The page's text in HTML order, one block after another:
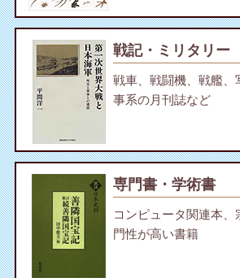
戦記・ミリタリー
戦車、戦闘機、戦艦、
事系の月刊誌など
専門書・学術書
コンピュータ関連本
門性が高い書籍